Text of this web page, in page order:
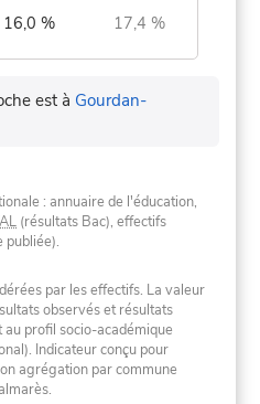
16,0 % 17,4 %
est à Gourdan-
: annuaire de l'éducation,
(résultats Bac), effectifs
publiée).
par les effectifs. La valeur
observés et résultats
profil socio-académique
Indicateur conçu pour
agrégation par commune